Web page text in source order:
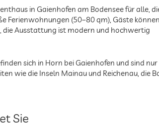
in Gaienhofen am Bodensee für
Ferienwohnungen (50–80 qm), Gäste
die Ausstattung ist modern und hochwertig
sich in Horn bei Gaienhofen und sind
wie die Inseln Mainau und Reichenau,
Sie